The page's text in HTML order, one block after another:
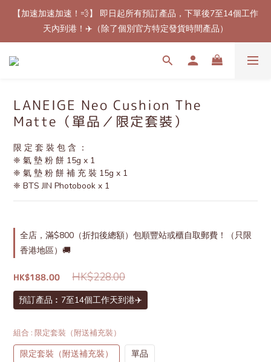
【最新免郵優惠！🚚】滿$800（折扣後總額）包順豐站或櫃自取
郵費！（只限香港地區）
【加速加速加速！💨】 即日起所有預訂產品，下單後7至14個工作
天內到港！✈️（除了個別官方特定發貨時間產品）
【最新免郵優惠！🚚】滿$800（折扣後總額）包順豐站或櫃自取
LANEIGE Neo Cushion The
Matte（單品／限定套裝）
限 定 套 裝 包 含 ：
❈ 氣 墊 粉 餅 15g x 1
❈ 氣 墊 粉 餅 補 充 裝 15g x 1
❈ BTS JIN Photobook x 1
全店，滿$800（折扣後總額）包順豐站或櫃自取郵費！（只限
香港地區）🚚
HK$228.00
HK$188.00
預訂產品︰7至14個工作天到港✈️
組合 : 限定套裝（附送補充裝）
限定套裝（附送補充裝） 單品